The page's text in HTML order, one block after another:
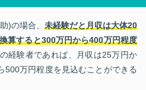
)の場合、 未経験だと月収は大体20
算すると300万円から400万円程度
経験者であれば、月収は25万円か
500万円程度を見込むことができる